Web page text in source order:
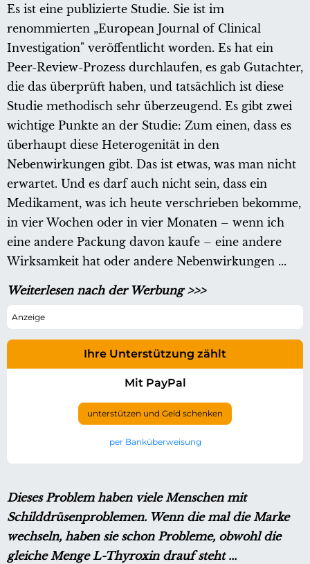
Es ist eine publizierte Studie. Sie ist im
renommierten „European Journal of Clinical
Investigation" veröffentlicht worden. Es hat ein
Peer-Review-Prozess durchlaufen, es gab Gutachter,
die das überprüft haben, und tatsächlich ist diese
Studie methodisch sehr überzeugend. Es gibt zwei
wichtige Punkte an der Studie: Zum einen, dass es
überhaupt diese Heterogenität in den
Nebenwirkungen gibt. Das ist etwas, was man nicht
erwartet. Und es darf auch nicht sein, dass ein
Medikament, was ich heute verschrieben bekomme,
in vier Wochen oder in vier Monaten – wenn ich
eine andere Packung davon kaufe – eine andere
Wirksamkeit hat oder andere Nebenwirkungen ...
Weiterlesen nach der Werbung >>>
Ihre Unterstützung zählt
Mit PayPal
unterstützen und Geld schenken
per Banküberweisung
Dieses Problem haben viele Menschen mit
Schilddrüsenproblemen. Wenn die mal die Marke
wechseln, haben sie schon Probleme, obwohl die
gleiche Menge L-Thyroxin drauf steht ...